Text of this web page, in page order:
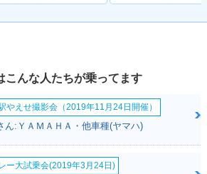
こんな人たちが乗ってます
やえせ撮影会（2019年11月24日開催）
ん:ＹＡＭＡＨＡ・他車種(ヤマハ)
ー大試乗会(2019年3月24日)